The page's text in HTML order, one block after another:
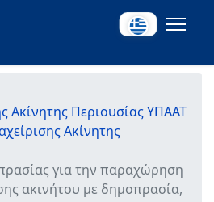
Ακίνητης Περιουσίας ΥΠΑΑΤ
Ακίνητης
για την παραχώρηση
ακινήτου με δημοπρασία,